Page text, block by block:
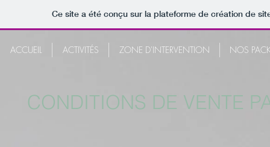
Ce site a été conçu sur la plateforme de création de
ACCUEIL ACTIVITÉS ZONE D'INTERVENTION NOS
CONDITIONS DE VENTE